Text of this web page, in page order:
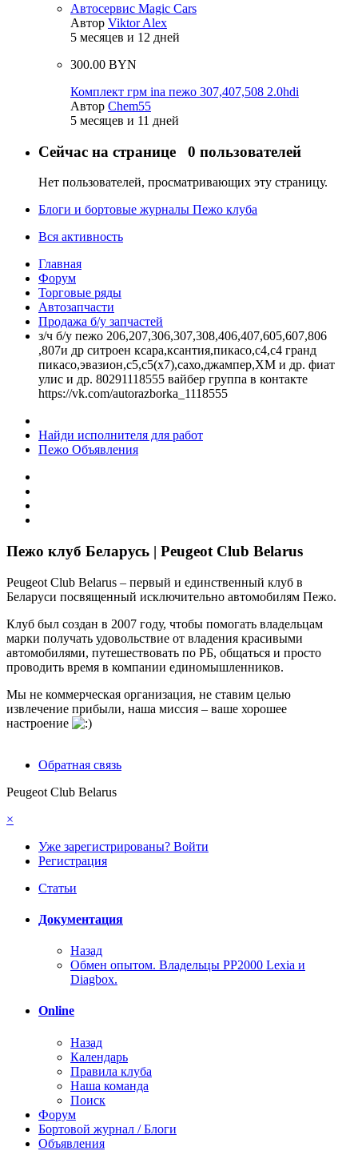
Автосервис Magic Cars
Автор Viktor Alex
5 месяцев и 12 дней
300.00 BYN
Комплект грм ina пежо 307,407,508 2.0hdi
Автор Chem55
5 месяцев и 11 дней
Сейчас на странице 0 пользователей
Нет пользователей, просматривающих эту страницу.
Блоги и бортовые журналы Пежо клуба
Вся активность
Главная
Форум
Торговые ряды
Автозапчасти
Продажа б/у запчастей
з/ч б/у пежо 206,207,306,307,308,406,407,605,607,806
,807и др ситроен ксара,ксантия,пикасо,с4,с4 гранд
пикасо,эвазион,с5,с5(х7),сахо,джампер,ХМ и др. фиат
улис и др. 80291118555 вайбер группа в контакте
https://vk.com/autorazborka_1118555
Найди исполнителя для работ
Пежо Объявления
Пежо клуб Беларусь | Peugeot Club Belarus
Peugeot Club Belarus – первый и единственный клуб в
Беларуси посвященный исключительно автомобилям Пежо.
Клуб был создан в 2007 году, чтобы помогать владельцам
марки получать удовольствие от владения красивыми
автомобилями, путешествовать по РБ, общаться и просто
проводить время в компании единомышленников.
Мы не коммерческая организация, не ставим целью
извлечение прибыли, наша миссия – ваше хорошее
настроение
Обратная связь
Peugeot Club Belarus
×
Уже зарегистрированы? Войти
Регистрация
Статьи
Документация
Назад
Обмен опытом. Владельцы PP2000 Lexia и
Diagbox.
Online
Назад
Календарь
Правила клуба
Наша команда
Поиск
Форум
Бортовой журнал / Блоги
Объявления